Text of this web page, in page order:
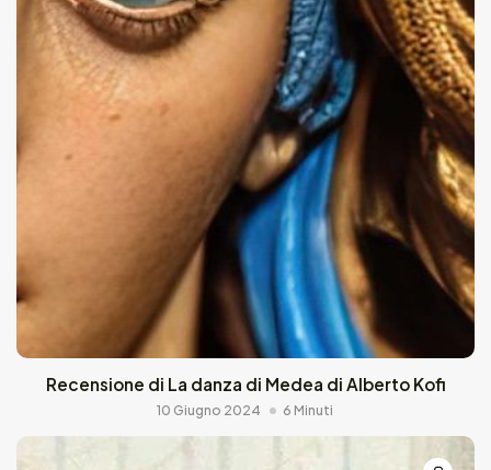
Recensione di La danza di Medea di Alberto Kofi
10 Giugno 2024 6 Minuti